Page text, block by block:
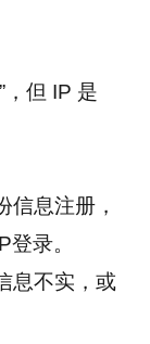
，但 IP 是
信息注册，
录。
息不实，或